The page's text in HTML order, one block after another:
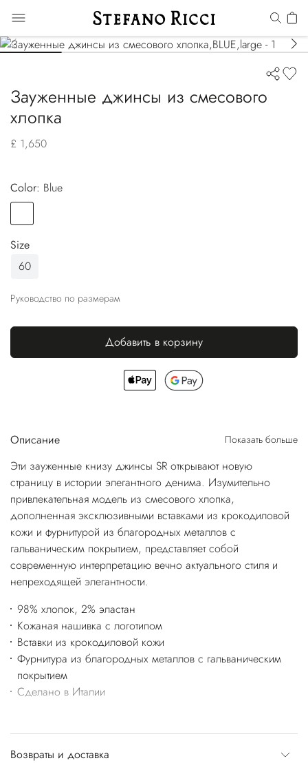
Зауженные джинсы из смесового
хлопка
£ 1,650
Color:
blue
Size
60
Руководство по размерам
Добавить в корзину
Описание Показать больше
Эти зауженные книзу джинсы SR открывают новую
страницу в истории элегантного денима. Изумительно
привлекательная модель из смесового хлопка,
дополненная эксклюзивными вставками из крокодиловой
кожи и фурнитурой из благородных металлов с
гальваническим покрытием, представляет собой
современную интерпретацию вечно актуального стиля и
непреходящей элегантности.
98% хлопок, 2% эластан
Кожаная нашивка с логотипом
Вставки из крокодиловой кожи
Фурнитура из благородных металлов с гальваническим
покрытием
Сделано в Италии
Возвраты и доставка